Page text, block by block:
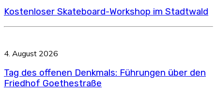
Kostenloser Skateboard-Workshop im Stadtwald
4. August 2026
Tag des offenen Denkmals: Führungen über den
Friedhof Goethestraße